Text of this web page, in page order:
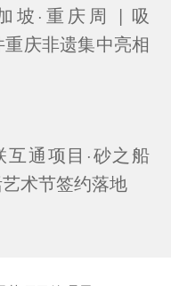
坡·重庆周 | 吸
庆非遗集中亮相
互通项目·砂之船
术节签约落地